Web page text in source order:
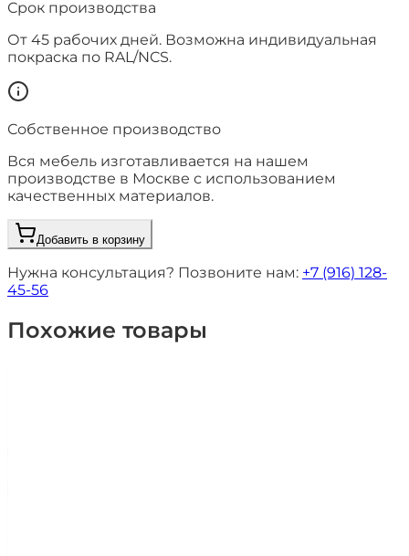
Срок производства
От 45 рабочих дней. Возможна индивидуальная
покраска по RAL/NCS.
Собственное производство
Вся мебель изготавливается на нашем
производстве в Москве с использованием
качественных материалов.
Добавить в корзину
Нужна консультация? Позвоните нам: +7 (916) 128-
45-56
Похожие товары